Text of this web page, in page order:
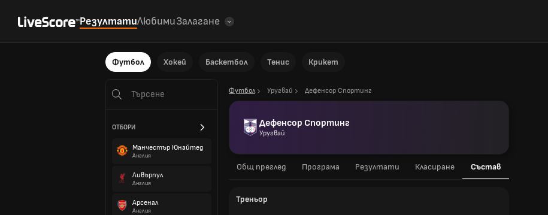
РезултатиЛюбимиЗалагане
Футбол Хокей Баскетбол Тенис Крикет
ОТБОРИ
Манчестър Юнайтед
Англия
Ливърпул
Англия
Арсенал
Англия
Футбол Уругвай Дефенсор Спортинг
Дефенсор Спортинг
Уругвай
Общ преглед Програма Резултати Класиране Състав
Треньор